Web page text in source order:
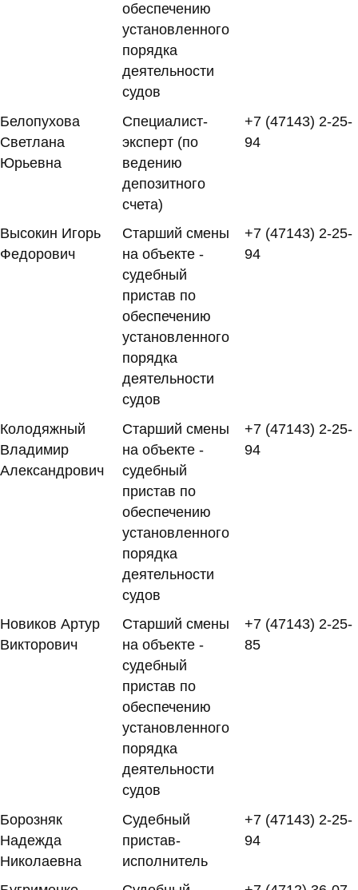
обеспечению
установленного
порядка
деятельности
судов
Белопухова
Светлана
Юрьевна
Специалист-
эксперт (по
ведению
депозитного
счета)
+7 (47143) 2-25-
94
Высокин Игорь
Федорович
Старший смены
на объекте -
судебный
пристав по
обеспечению
установленного
порядка
деятельности
судов
+7 (47143) 2-25-
94
Колодяжный
Владимир
Александрович
Старший смены
на объекте -
судебный
пристав по
обеспечению
установленного
порядка
деятельности
судов
+7 (47143) 2-25-
94
Новиков Артур
Викторович
Старший смены
на объекте -
судебный
пристав по
обеспечению
установленного
порядка
деятельности
судов
+7 (47143) 2-25-
85
Борозняк
Надежда
Николаевна
Судебный
пристав-
исполнитель
+7 (47143) 2-25-
94